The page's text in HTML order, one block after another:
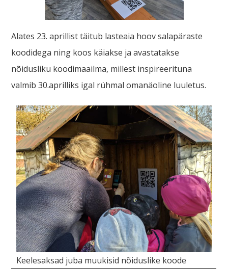
Alates 23. aprillist täitub lasteaia hoov salapäraste
koodidega ning koos käiakse ja avastatakse
nõidusliku koodimaailma, millest inspireerituna
valmib 30.aprilliks igal rühmal omanäoline luuletus.
Keelesaksad juba muukisid nõiduslike koode